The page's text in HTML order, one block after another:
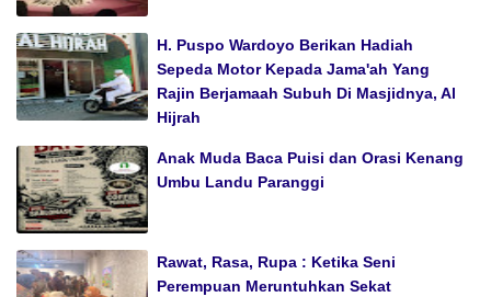
H. Puspo Wardoyo Berikan Hadiah
Sepeda Motor Kepada Jama'ah Yang
Rajin Berjamaah Subuh Di Masjidnya, Al
Hijrah
Anak Muda Baca Puisi dan Orasi Kenang
Umbu Landu Paranggi
Rawat, Rasa, Rupa : Ketika Seni
Perempuan Meruntuhkan Sekat